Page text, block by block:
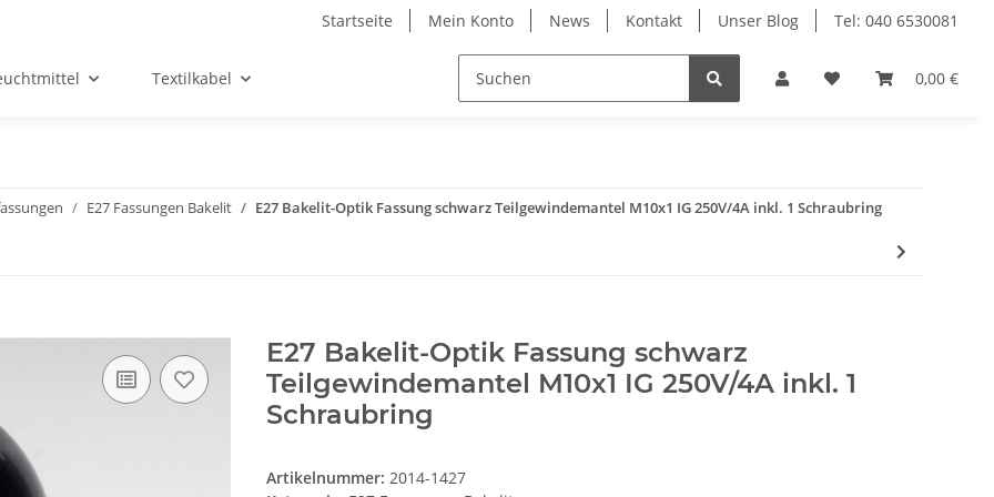
Startseite Mein Konto News Kontakt Unser Blog Tel: 040 6530081
0,00 €
Textilkabel
E27 Fassungen Bakelit E27 Bakelit-Optik Fassung schwarz Teilgewindemantel M10x1 IG 250V/4A inkl. 1 Schraubring
E27 Bakelit-Optik Fassung schwarz
Teilgewindemantel M10x1 IG 250V/4A inkl. 1
Schraubring
Artikelnummer: 2014-1427